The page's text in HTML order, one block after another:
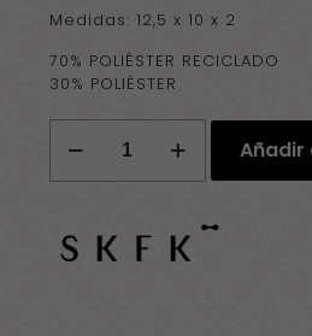
Medidas: 12,5 x 10 x 2
70% POLIÉSTER RECICLADO
30% POLIÉSTER
SKFK
Alins
Añadir